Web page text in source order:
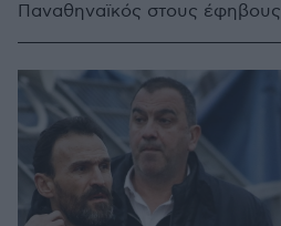
Παναθηναϊκός στους έφηβους